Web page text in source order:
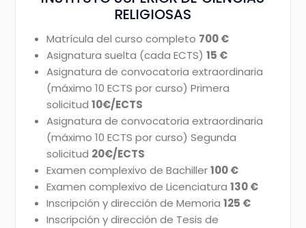
RELIGIOSAS
Matrícula del curso completo 700 €
Asignatura suelta (cada ECTS)15 €
Asignatura de convocatoria extraordinaria
(máximo 10 ECTS por curso) Primera
solicitud10€/ECTS
Asignatura de convocatoria extraordinaria
(máximo 10 ECTS por curso) Segunda
solicitud 20€/ECTS
Examen complexivo de Bachiller100 €
Examen complexivo de Licenciatura130 €
Inscripción y dirección de Memoria125 €
Inscripción y dirección de Tesis de